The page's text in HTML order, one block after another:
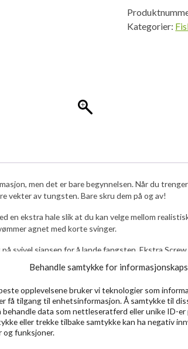
Behandle samtykke for
opplevelsene bruker vi teknologier som
få tilgang til enhetsinformasjon. Å samtykke til
behandle data som nettleseratferd eller unike ID-
eller trekke tilbake samtykke kan ha negativ
og funksjoner.
11
Live
Kategorier:
men det er bare begynnelsen. Når du
vekter av tungsten. Bare skru dem på og av!
ekstra hale slik at du kan velge mellom
agnet med korte svinger.
svivel sjansen for å lande fangsten. Ekstra